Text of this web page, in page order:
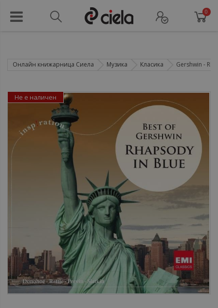
0
Онлайн книжарница Сиела Музика Класика Gershwin -
Не е наличен